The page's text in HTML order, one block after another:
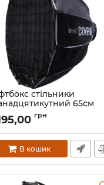
стільники
65см
COLBOR BP65
4264
грн
В кошик